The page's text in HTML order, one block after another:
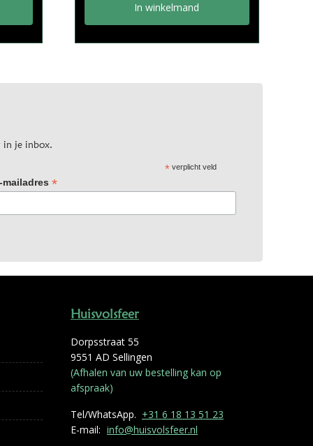
In winkelmand
in je inbox.
*verplicht veld
mailadres *
Huisvolsfeer
Dorpsstraat 55
9551 AD Sellingen
(Afhalen van uw bestelling kan op
afspraak)
Tel/WhatsApp. +31 6 18 13 51 23
E-mail: info@huisvolsfeer.nl